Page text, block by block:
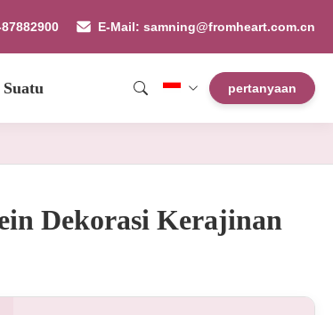
E-Mail: samning@fromheart.com.cn
Suatu pertanyaan
Dekorasi Kerajinan